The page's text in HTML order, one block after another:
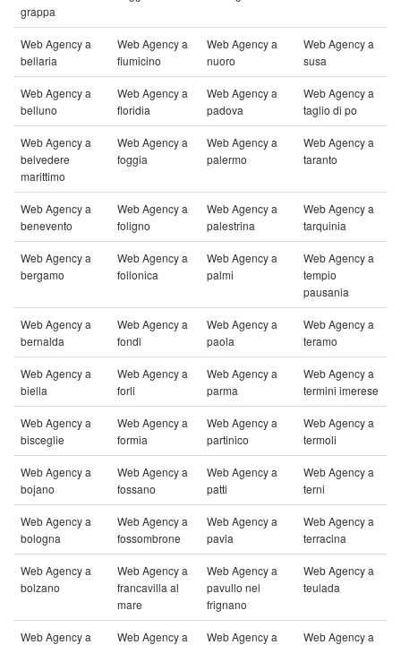
grappa
Web Agency a
bellaria
Web Agency a
fiumicino
Web Agency a
nuoro
Web Agency a
susa
Web Agency a
belluno
Web Agency a
floridia
Web Agency a
padova
Web Agency a
taglio di po
Web Agency a
belvedere
marittimo
Web Agency a
foggia
Web Agency a
palermo
Web Agency a
taranto
Web Agency a
benevento
Web Agency a
foligno
Web Agency a
palestrina
Web Agency a
tarquinia
Web Agency a
bergamo
Web Agency a
follonica
Web Agency a
palmi
Web Agency a
tempio
pausania
Web Agency a
bernalda
Web Agency a
fondi
Web Agency a
paola
Web Agency a
teramo
Web Agency a
biella
Web Agency a
forli
Web Agency a
parma
Web Agency a
termini imerese
Web Agency a
bisceglie
Web Agency a
formia
Web Agency a
partinico
Web Agency a
termoli
Web Agency a
bojano
Web Agency a
fossano
Web Agency a
patti
Web Agency a
terni
Web Agency a
bologna
Web Agency a
fossombrone
Web Agency a
pavia
Web Agency a
terracina
Web Agency a
bolzano
Web Agency a
francavilla al
mare
Web Agency a
pavullo nel
frignano
Web Agency a
teulada
Web Agency a
Web Agency a
Web Agency a
Web Agency a